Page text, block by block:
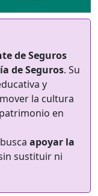
de Seguros
de Seguros. Su
y
la cultura
en
apoyar la
sustituir ni